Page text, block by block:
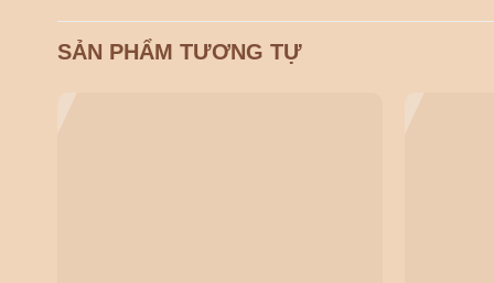
SẢN PHẨM TƯƠNG TỰ